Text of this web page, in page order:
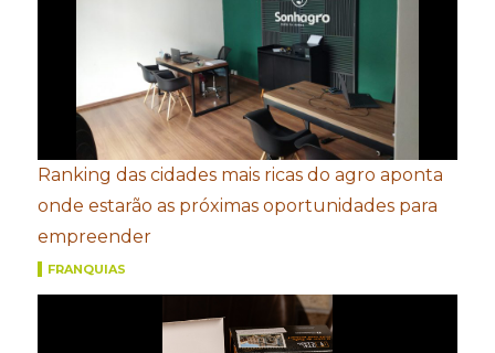
Ranking das cidades mais ricas do agro aponta
onde estarão as próximas oportunidades para
empreender
FRANQUIAS